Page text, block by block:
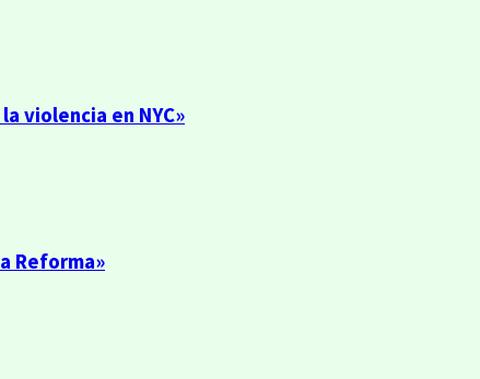
violencia en NYC»
Reforma»